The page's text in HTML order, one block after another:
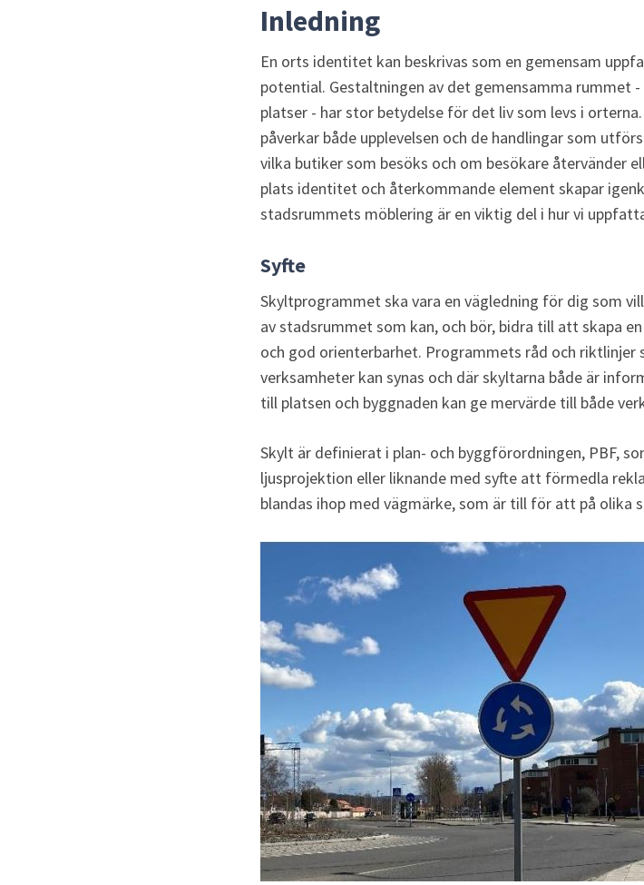
Inledning
En orts identitet kan beskrivas som en gemensam
potential. Gestaltningen av det gemensamma rummet
platser - har stor betydelse för det liv som levs i
påverkar både upplevelsen och de handlingar som
vilka butiker som besöks och om besökare återvänder
plats identitet och återkommande element skapar
stadsrummets möblering är en viktig del i hur vi
Syfte
Skyltprogrammet ska vara en vägledning för dig som
av stadsrummet som kan, och bör, bidra till att skapa
och god orienterbarhet. Programmets råd och
verksamheter kan synas och där skyltarna både är
till platsen och byggnaden kan ge mervärde till både
Skylt är definierat i plan- och byggförordningen, PBF,
ljusprojektion eller liknande med syfte att förmedla
blandas ihop med vägmärke, som är till för att på